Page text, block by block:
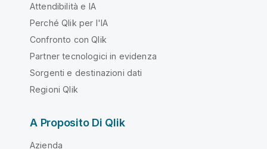
Attendibilità e IA
Perché Qlik per l'IA
Confronto con Qlik
Partner tecnologici in evidenza
Sorgenti e destinazioni dati
Regioni Qlik
A Proposito Di Qlik
Azienda